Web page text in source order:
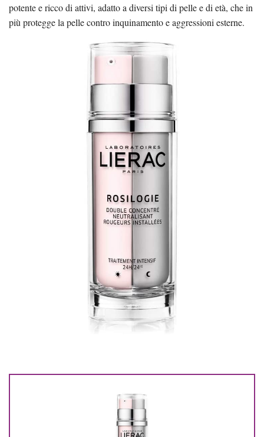
potente e ricco di attivi, adatto a diversi tipi di pelle e di età, che in
più protegge la pelle contro inquinamento e aggressioni esterne.